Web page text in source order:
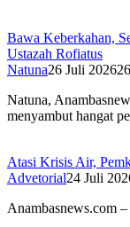
Bawa Keberkahan,
Ustazah Rofiatus
Natuna26 Juli 2026
Natuna,
menyambut hangat
Atasi Krisis Air,
Advetorial24 Juli
Anambasnews.com